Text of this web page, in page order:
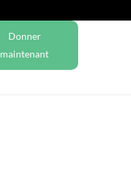
Donner
maintenant